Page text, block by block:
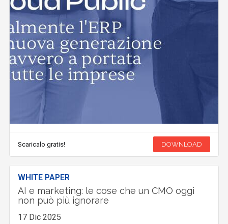
Scaricalo gratis! DOWNLOAD
WHITE PAPER
AI e marketing: le cose che un CMO oggi
non può più ignorare
17 Dic 2025